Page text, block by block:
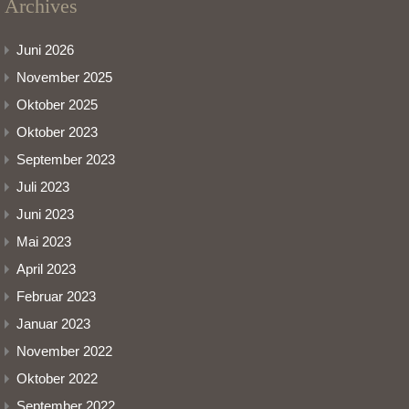
Archives
Juni 2026
November 2025
Oktober 2025
Oktober 2023
September 2023
Juli 2023
Juni 2023
Mai 2023
April 2023
Februar 2023
Januar 2023
November 2022
Oktober 2022
September 2022